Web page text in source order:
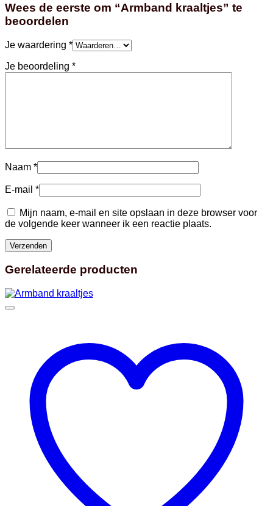
Wees de eerste om “Armband kraaltjes” te
beoordelen
Je waardering *
Je beoordeling *
Naam *
E-mail *
Mijn naam, e-mail en site opslaan in deze browser voor
de volgende keer wanneer ik een reactie plaats.
Gerelateerde producten